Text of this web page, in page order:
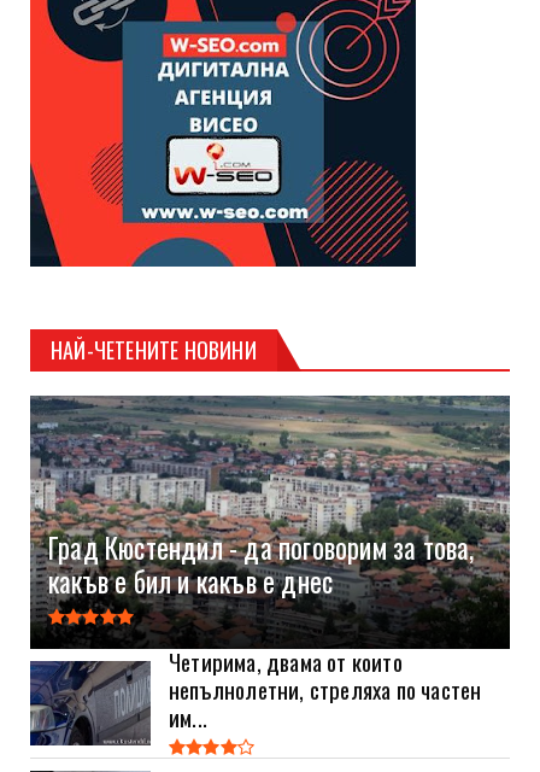
НАЙ-ЧЕТЕНИТЕ НОВИНИ
Град Кюстендил - да поговорим за това,
какъв е бил и какъв е днес
Четирима, двама от които
непълнолетни, стреляха по частен
им...